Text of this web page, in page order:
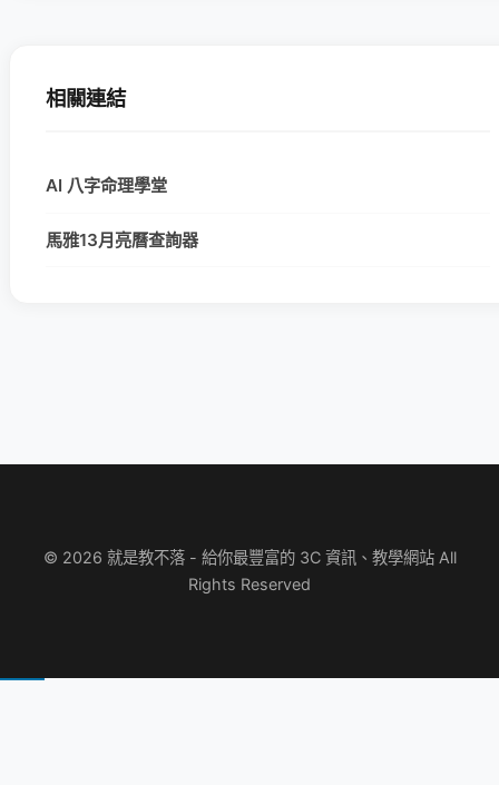
相關連結
AI 八字命理學堂
馬雅13月亮曆查詢器
© 2026 就是教不落 - 給你最豐富的 3C 資訊、教學網站 All
Rights Reserved